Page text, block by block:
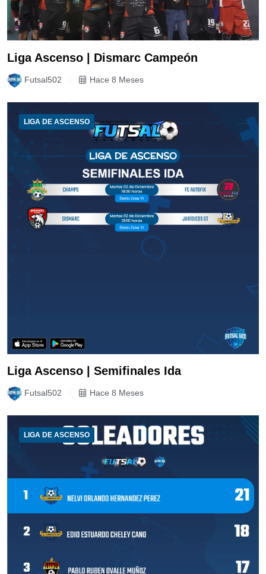
Liga Ascenso | Dismarc Campeón
Futsal502 Hace 8 Meses
LIGA DE ASCENSO
Liga Ascenso | Semifinales Ida
Futsal502 Hace 8 Meses
LIGA DE ASCENSO